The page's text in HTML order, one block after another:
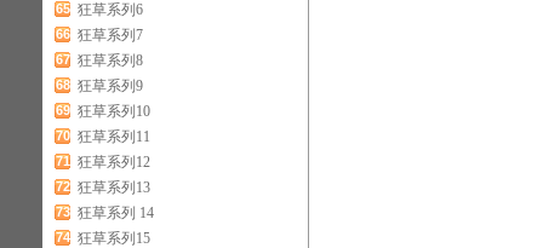
65 狂草系列6
66 狂草系列7
67 狂草系列8
68 狂草系列9
69 狂草系列10
70 狂草系列11
71 狂草系列12
72 狂草系列13
73 狂草系列 14
74 狂草系列15